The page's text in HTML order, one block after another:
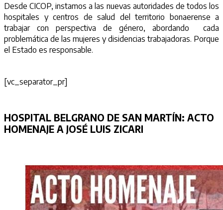
Desde CICOP, instamos a las nuevas autoridades de todos los
hospitales y centros de salud del territorio bonaerense a
trabajar con perspectiva de género, abordando cada
problemática de las mujeres y disidencias trabajadoras. Porque
el Estado es responsable.
[vc_separator_pr]
HOSPITAL BELGRANO DE SAN MARTÍN: ACTO
HOMENAJE A JOSÉ LUIS ZICARI